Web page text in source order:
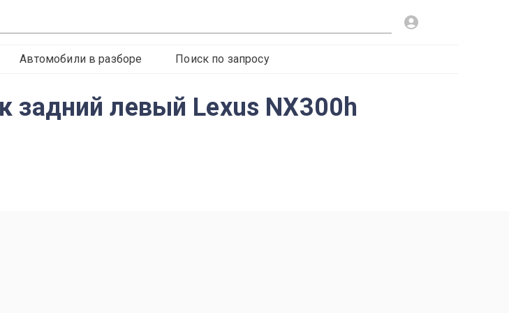
Автомобили в разборе Поиск по запросу
задний левый Lexus NX300h